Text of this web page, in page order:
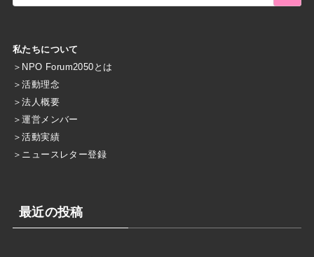
私たちについて
＞ NPO Forum2050とは
＞活動理念
＞法人概要
＞運営メンバー
＞活動実績
＞ ニュースレター登録
最近の投稿